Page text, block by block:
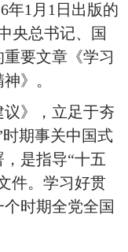
1月1日出版的
央总书记、国
要文章《学习
》。
》，立足于夯
期事关中国式
是指导“十五
件。学习好贯
时期全党全国